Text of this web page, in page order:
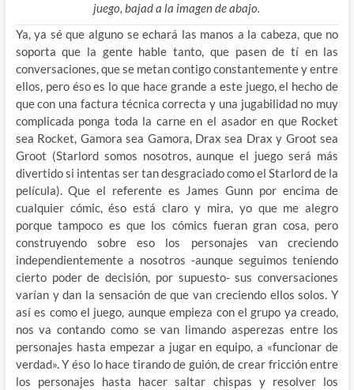
juego, bajad a la imagen de abajo.
Ya, ya sé que alguno se echará las manos a la cabeza, que no
soporta que la gente hable tanto, que pasen de tí en las
conversaciones, que se metan contigo constantemente y entre
ellos, pero éso es lo que hace grande a este juego, el hecho de
que con una factura técnica correcta y una jugabilidad no muy
complicada ponga toda la carne en el asador en que Rocket
sea Rocket, Gamora sea Gamora, Drax sea Drax y Groot sea
Groot (Starlord somos nosotros, aunque el juego será más
divertido si intentas ser tan desgraciado como el Starlord de la
película). Que el referente es James Gunn por encima de
cualquier cómic, éso está claro y mira, yo que me alegro
porque tampoco es que los cómics fueran gran cosa, pero
construyendo sobre eso los personajes van creciendo
independientemente a nosotros -aunque seguimos teniendo
cierto poder de decisión, por supuesto- sus conversaciones
varían y dan la sensación de que van creciendo ellos solos. Y
así es como el juego, aunque empieza con el grupo ya creado,
nos va contando como se van limando asperezas entre los
personajes hasta empezar a jugar en equipo, a «funcionar de
verdad». Y éso lo hace tirando de guión, de crear fricción entre
los personajes hasta hacer saltar chispas y resolver los